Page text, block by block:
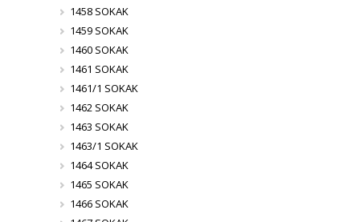
1458 SOKAK
1459 SOKAK
1460 SOKAK
1461 SOKAK
1461/1 SOKAK
1462 SOKAK
1463 SOKAK
1463/1 SOKAK
1464 SOKAK
1465 SOKAK
1466 SOKAK